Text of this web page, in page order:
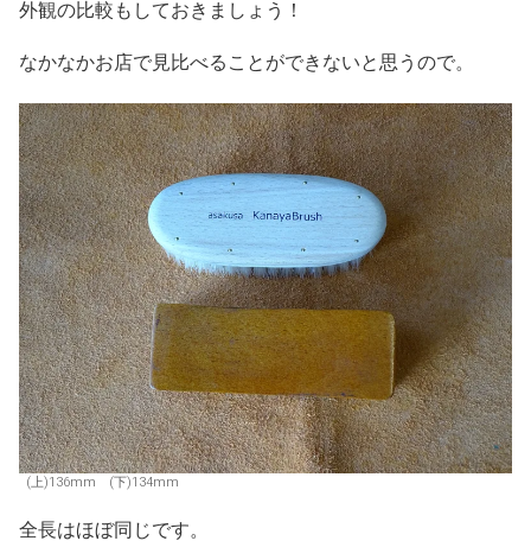
外観の比較もしておきましょう！
なかなかお店で見比べることができないと思うので。
(上)136mm (下)134mm
全長はほぼ同じです。